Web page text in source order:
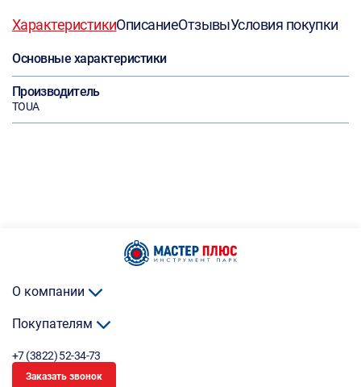
ХарактеристикиОписаниеОтзывыУсловия покупки
Основные характеристики
Производитель
TOUA
О компании
Покупателям
+7 (3822) 52-34-73
Заказать звонок